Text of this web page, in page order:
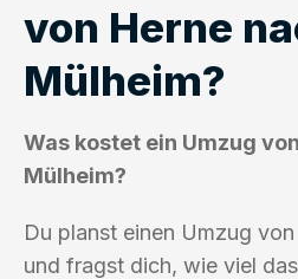
von Herne
Mülheim?
Was kostet ein Umzug
Mülheim?
Du planst einen Umzug
und fragst dich, wie viel das